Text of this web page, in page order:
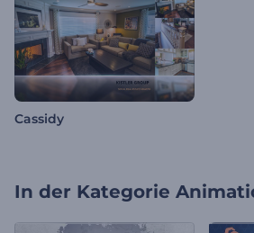
Cassidy
In der Kategorie